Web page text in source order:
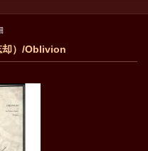
却）/Oblivion